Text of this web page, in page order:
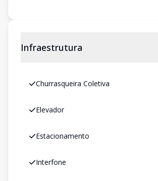
Infraestrutura
Churrasqueira Coletiva
Elevador
Estacionamento
Interfone